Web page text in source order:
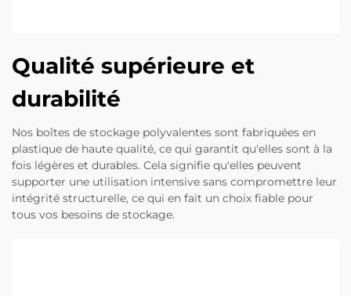
Qualité supérieure et
durabilité
Nos boîtes de stockage polyvalentes sont fabriquées en
plastique de haute qualité, ce qui garantit qu'elles sont à la
fois légères et durables. Cela signifie qu'elles peuvent
supporter une utilisation intensive sans compromettre leur
intégrité structurelle, ce qui en fait un choix fiable pour
tous vos besoins de stockage.